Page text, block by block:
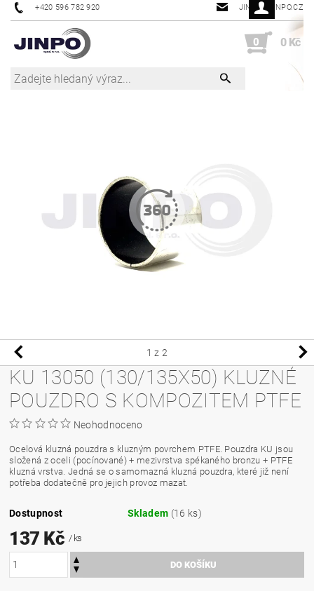
+420 596 782 920 JINPO@JINPO.CZ
0 0 Kč
1 z 2
KU 13050 (130/135X50) KLUZNÉ
POUZDRO S KOMPOZITEM PTFE
Neohodnoceno
Ocelová kluzná pouzdra s kluzným povrchem PTFE. Pouzdra KU jsou
složená z oceli (pocínované) + mezivrstva spékaného bronzu + PTFE
kluzná vrstva. Jedná se o samomazná kluzná pouzdra, které již není
potřeba dodatečně pro jejich provoz mazat.
Dostupnost Skladem (16 ks)
137 Kč / ks